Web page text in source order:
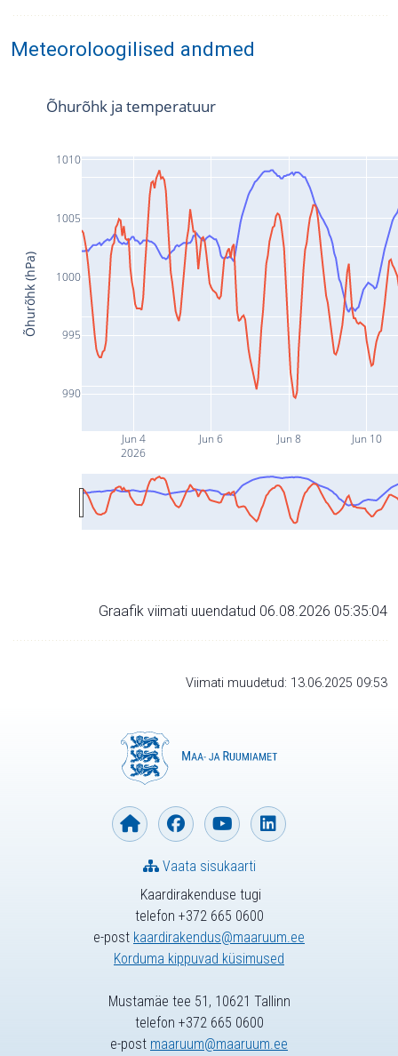
Meteoroloogilised andmed
Jun 4
2026
Jun 6 Jun 8 Jun 10
990
995
1000
1005
1010
Õhurõhk ja temperatuur
Õhurõhk (hPa)
Graafik viimati uuendatud 06.08.2026 05:35:04
Viimati muudetud: 13.06.2025 09:53
Kaardirakenduse tugi
telefon +372 665 0600
e-post kaardirakendus@maaruum.ee
Korduma kippuvad küsimused
Vaata sisukaarti
Mustamäe tee 51, 10621 Tallinn
telefon +372 665 0600
e-post maaruum@maaruum.ee